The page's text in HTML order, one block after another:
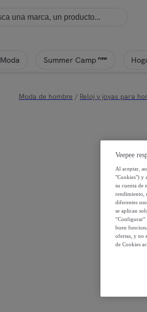
Moda Summer Camp new
Moda de hombre / Reloj y joyas para
Veepee
Al aceptar,
"Cookies") y
su cuenta de
rendimiento,
diferentes
se aplican
“Configurar”
buen
ofertas, y no
de Cookies